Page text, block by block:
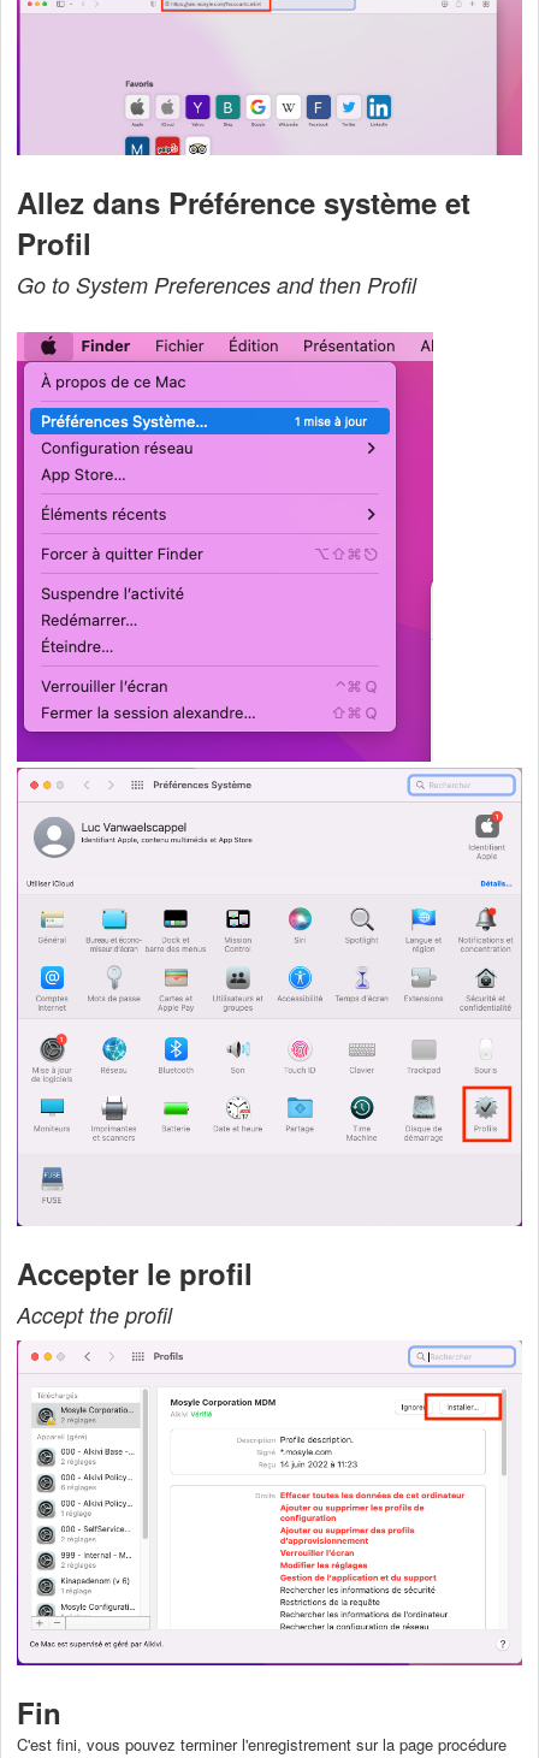
Allez dans Préférence système et
Profil
Go to System Preferences and then Profil
Accepter le profil
Accept the profil
Fin
C'est fini, vous pouvez terminer l'enregistrement sur la page procédure